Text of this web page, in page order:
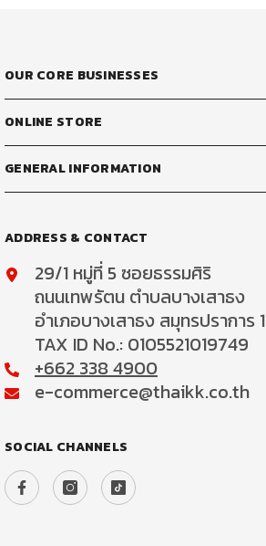
OUR CORE BUSINESSES
ONLINE STORE
GENERAL INFORMATION
ADDRESS & CONTACT
29/1 หมู่ที่ 5 ซอยธรรมศิริ
ถนนเทพรัตน ตำบลบางเสาธง
อำเภอบางเสาธง สมุทรปราการ
TAX ID No.: 0105521019749
+662 338 4900
e-commerce@thaikk.co.th
SOCIAL CHANNELS